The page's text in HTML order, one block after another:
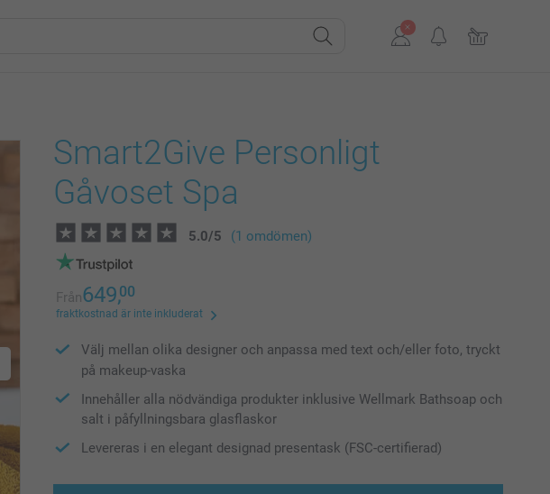
Smart2Give Personligt
Gåvoset Spa
5.0/5 (1 omdömen)
Från649,00
fraktkostnad är inte inkluderat
Välj mellan olika designer och anpassa med text och/eller foto, tryckt
på makeup-vaska
Innehåller alla nödvändiga produkter inklusive Wellmark Bathsoap och
salt i påfyllningsbara glasflaskor
Levereras i en elegant designad presentask (FSC-certifierad)